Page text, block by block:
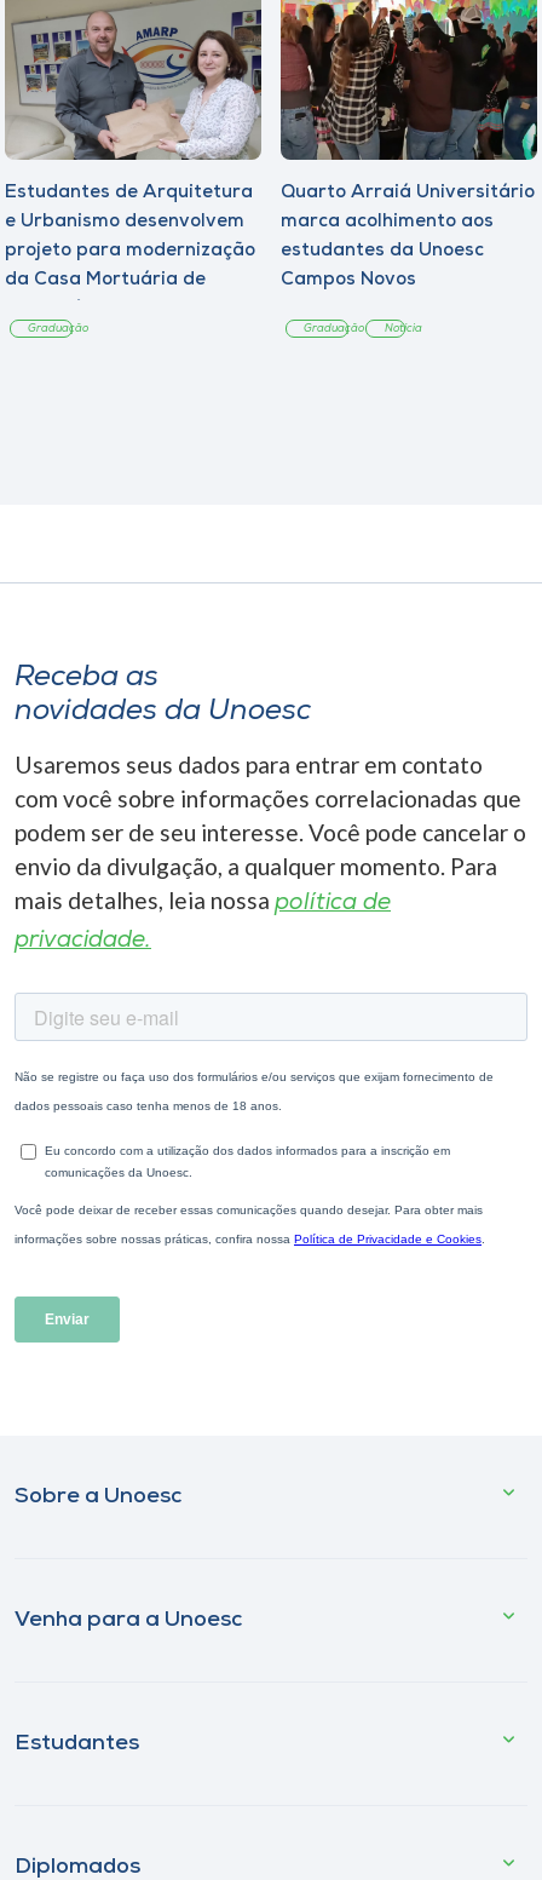
Estudantes de Arquitetura
e Urbanismo desenvolvem
projeto para modernização
da Casa Mortuária de
Graduação
Quarto Arraiá Universitário
marca acolhimento aos
estudantes da Unoesc
Campos Novos
Graduação Notícia
Receba as
novidades da Unoesc
Usaremos seus dados para entrar em contato
com você sobre informações correlacionadas que
podem ser de seu interesse. Você pode cancelar o
envio da divulgação, a qualquer momento. Para
mais detalhes, leia nossa política de
privacidade.
Sobre a Unoesc
Venha para a Unoesc
Estudantes
Diplomados